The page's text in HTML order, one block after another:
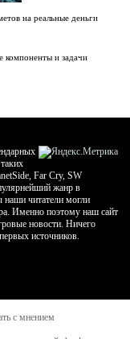
на реальные деньги
компоненты и задачи
Far Cry, SW
жанр в
читатели могли
Именно поэтому наш сайт
новости. Ничего
источников.
с мнением